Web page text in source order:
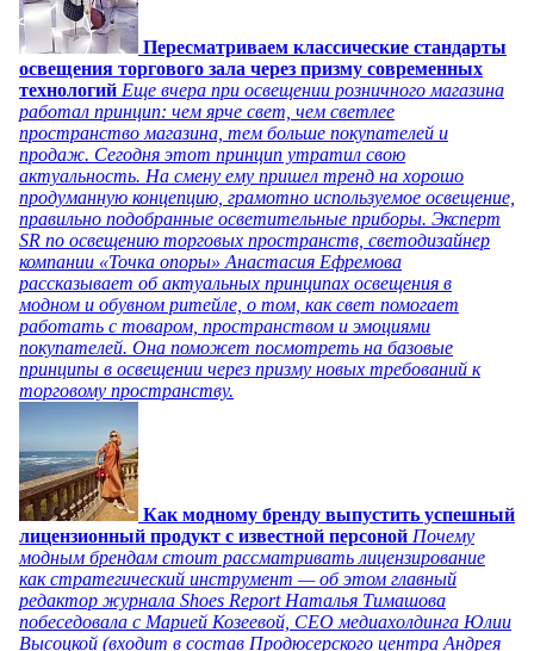
Пересматриваем классические стандарты
освещения торгового зала через призму современных
технологий Еще вчера при освещении розничного магазина
работал принцип: чем ярче свет, чем светлее
пространство магазина, тем больше покупателей и
продаж. Сегодня этот принцип утратил свою
актуальность. На смену ему пришел тренд на хорошо
продуманную концепцию, грамотно используемое освещение,
правильно подобранные осветительные приборы. Эксперт
SR по освещению торговых пространств, светодизайнер
компании «Точка опоры» Анастасия Ефремова
рассказывает об актуальных принципах освещения в
модном и обувном ритейле, о том, как свет помогает
работать с товаром, пространством и эмоциями
покупателей. Она поможет посмотреть на базовые
принципы в освещении через призму новых требований к
торговому пространству.
Как модному бренду выпустить успешный
лицензионный продукт с известной персоной Почему
модным брендам стоит рассматривать лицензирование
как стратегический инструмент — об этом главный
редактор журнала Shoes Report Наталья Тимашова
побеседовала с Марией Козеевой, СЕО медиахолдинга Юлии
Высоцкой (входит в состав Продюсерского центра Андрея